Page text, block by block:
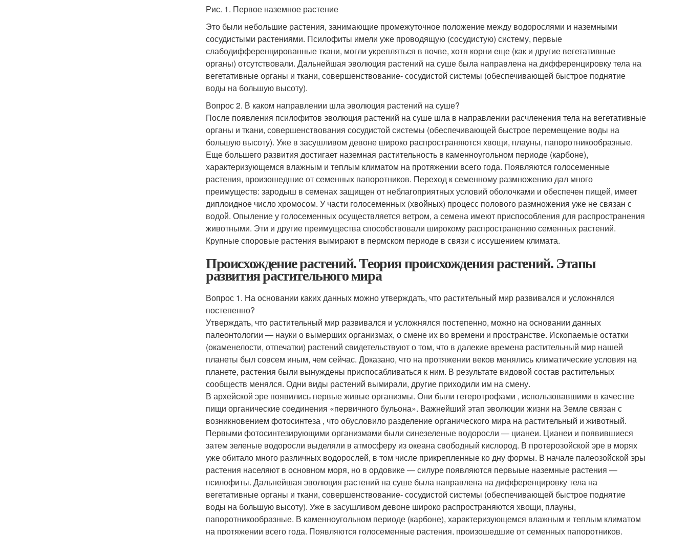
Рис. 1. Первое наземное растение
Это были небольшие растения, занимающие промежуточное положение между водорослями и наземными
сосудистыми растениями. Псилофиты имели уже проводящую (сосудистую) систему, первые
слабодифференцированные ткани, могли укрепляться в почве, хотя корни еще (как и другие вегетативные
органы) отсутствовали. Дальнейшая эволюция растений на суше была направлена на дифференцировку тела на
вегетативные органы и ткани, совершенствование- сосудистой системы (обеспечивающей быстрое поднятие
воды на большую высоту).
Вопрос 2. В каком направлении шла эволюция растений на суше?
После появления псилофитов эволюция растений на суше шла в направлении расчленения тела на вегетативные
органы и ткани, совершенствования сосудистой системы (обеспечивающей быстрое перемещение воды на
большую высоту). Уже в засушливом девоне широко распространяются хвощи, плауны, папоротникообразные.
Еще большего развития достигает наземная растительность в каменноугольном периоде (карбоне),
характеризующемся влажным и теплым климатом на протяжении всего года. Появляются голосеменные
растения, произошедшие от семенных папоротников. Переход к семенному размножению дал много
преимуществ: зародыш в семенах защищен от неблагоприятных условий оболочками и обеспечен пищей, имеет
диплоидное число хромосом. У части голосеменных (хвойных) процесс полового размножения уже не связан с
водой. Опыление у голосеменных осуществляется ветром, а семена имеют приспособления для распространения
животными. Эти и другие преимущества способствовали широкому распространению семенных растений.
Крупные споровые растения вымирают в пермском периоде в связи с иссушением климата.
Происхождение растений. Теория происхождения растений. Этапы
развития растительного мира
Вопрос 1. На основании каких данных можно утверждать, что растительный мир развивался и усложнялся
постепенно?
Утверждать, что растительный мир развивался и усложнялся постепенно, можно на основании данных
палеонтологии — науки о вымерших организмах, о смене их во времени и пространстве. Ископаемые остатки
(окаменелости, отпечатки) растений свидетельствуют о том, что в далекие времена растительный мир нашей
планеты был совсем иным, чем сейчас. Доказано, что на протяжении веков менялись климатические условия на
планете, растения были вынуждены приспосабливаться к ним. В результате видовой состав растительных
сообществ менялся. Одни виды растений вымирали, другие приходили им на смену.
В архейской эре появились первые живые организмы. Они были гетеротрофами , использовавшими в качестве
пищи органические соединения «первичного бульона». Важнейший этап эволюции жизни на Земле связан с
возникновением фотосинтеза , что обусловило разделение органического мира на растительный и животный.
Первыми фотосинтезирующими организмами были синезеленые водоросли — цианеи. Цианеи и появившиеся
затем зеленые водоросли выделяли в атмосферу из океана свободный кислород. В протерозойской эре в морях
уже обитало много различных водорослей, в том числе прикрепленные ко дну формы. В начале палеозойской эры
растения населяют в основном моря, но в ордовике — силуре появляются первыые наземные растения —
псилофиты. Дальнейшая эволюция растений на суше была направлена на дифференцировку тела на
вегетативные органы и ткани, совершенствование- сосудистой системы (обеспечивающей быстрое поднятие
воды на большую высоту). Уже в засушливом девоне широко распространяются хвощи, плауны,
папоротникообразные. В каменноугольном периоде (карбоне), характеризующемся влажным и теплым климатом
на протяжении всего года. Появляются голосеменные растения, произошедшие от семенных папоротников.